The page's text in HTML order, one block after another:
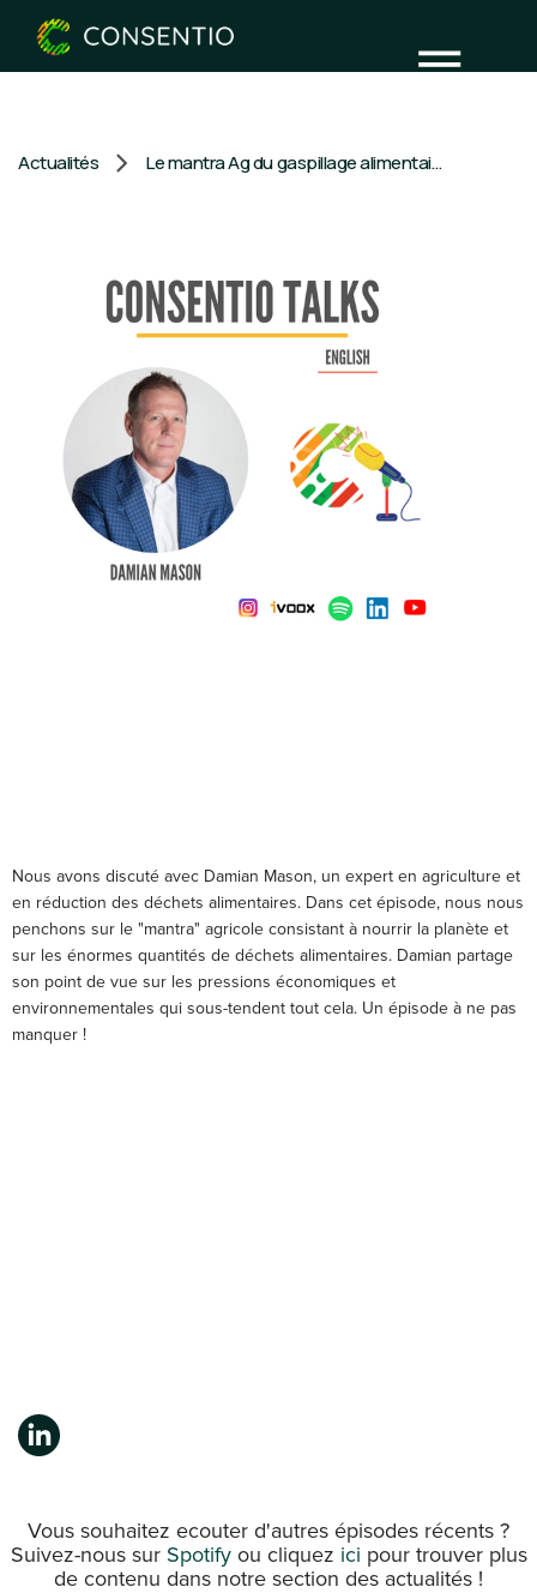
Actualités Le mantra Ag du gaspillage alimentaire contre l'alimentation du monde avec Damian Mason
Nous avons discuté avec Damian Mason, un expert en agriculture et
en réduction des déchets alimentaires. Dans cet épisode, nous nous
penchons sur le "mantra" agricole consistant à nourrir la planète et
sur les énormes quantités de déchets alimentaires. Damian partage
son point de vue sur les pressions économiques et
environnementales qui sous-tendent tout cela. Un épisode à ne pas
manquer !
Vous souhaitez ecouter d'autres épisodes récents ?
Suivez-nous sur Spotify ou cliquez ici pour trouver plus
de contenu dans notre section des actualités !